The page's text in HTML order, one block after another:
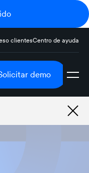
clientesCentro de ayuda
demo